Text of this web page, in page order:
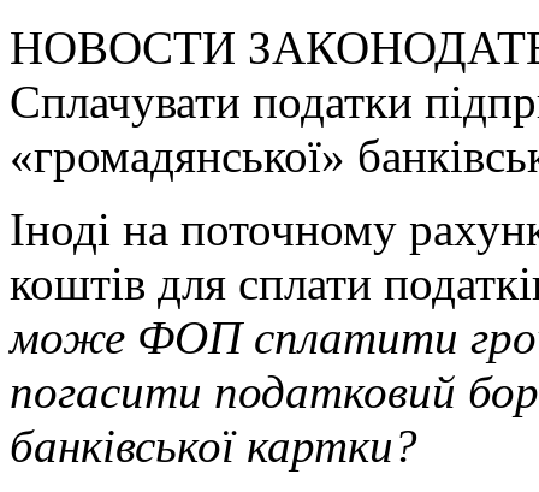
НОВОСТИ
Сплачувати податки
«громадянської»
Іноді на поточному
коштів для сплати
може ФОП сплатити
погасити податковий
банківської картки?